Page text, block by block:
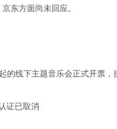
东方面尚未回应。
线下主题音乐会正式开票，
证已取消